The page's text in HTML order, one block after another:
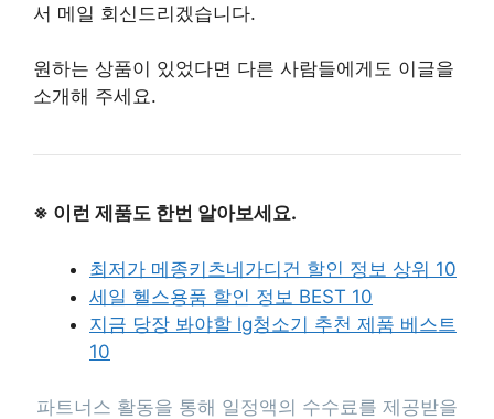
서 메일 회신드리겠습니다.
원하는 상품이 있었다면 다른 사람들에게도 이글을
소개해 주세요.
※ 이런 제품도 한번 알아보세요.
최저가 메종키츠네가디건 할인 정보 상위 10
세일 헬스용품 할인 정보 BEST 10
지금 당장 봐야할 lg청소기 추천 제품 베스트
10
파트너스 활동을 통해 일정액의 수수료를 제공받을